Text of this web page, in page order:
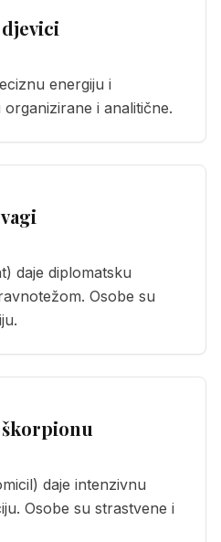
energiju i
i analitične.
daje diplomatsku
Osobe su
daje intenzivnu
Osobe su strastvene i